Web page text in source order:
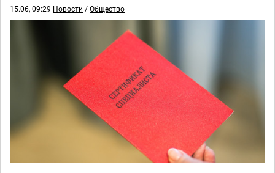
15.06, 09:29 Новости /Общество